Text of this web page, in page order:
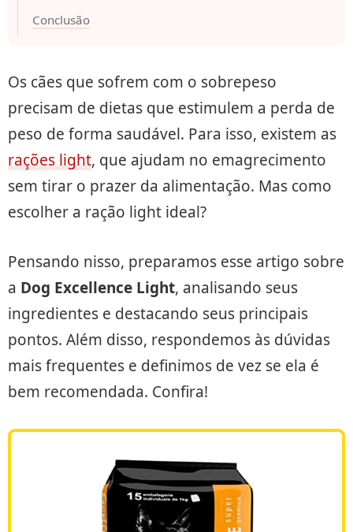
Conclusão
Os cães que sofrem com o sobrepeso
precisam de dietas que estimulem a perda de
peso de forma saudável. Para isso, existem as
rações light, que ajudam no emagrecimento
sem tirar o prazer da alimentação. Mas como
escolher a ração light ideal?
Pensando nisso, preparamos esse artigo sobre
a Dog Excellence Light, analisando seus
ingredientes e destacando seus principais
pontos. Além disso, respondemos às dúvidas
mais frequentes e definimos de vez se ela é
bem recomendada. Confira!